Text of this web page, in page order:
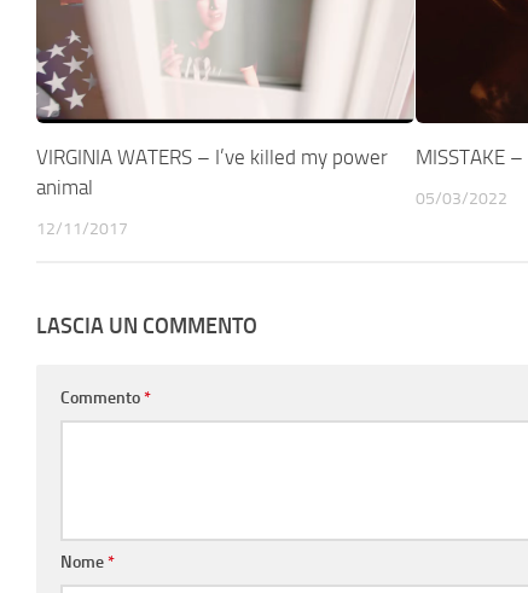
VIRGINIA WATERS – I’ve killed my power
animal
12/11/2017
MISSTAKE
05/03/2022
LASCIA UN COMMENTO
Commento*
Nome*